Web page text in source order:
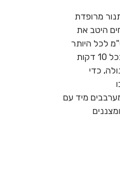
מרופדת
היטב את
לכל היותר
ואופים 45 דקות. בכל 10 דקות
כדי
מיד עם